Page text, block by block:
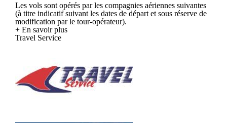
Les vols sont opérés par les compagnies aériennes suivantes
(à titre indicatif suivant les dates de départ et sous réserve de
modification par le tour-opérateur).
+ En savoir plus
Travel Service